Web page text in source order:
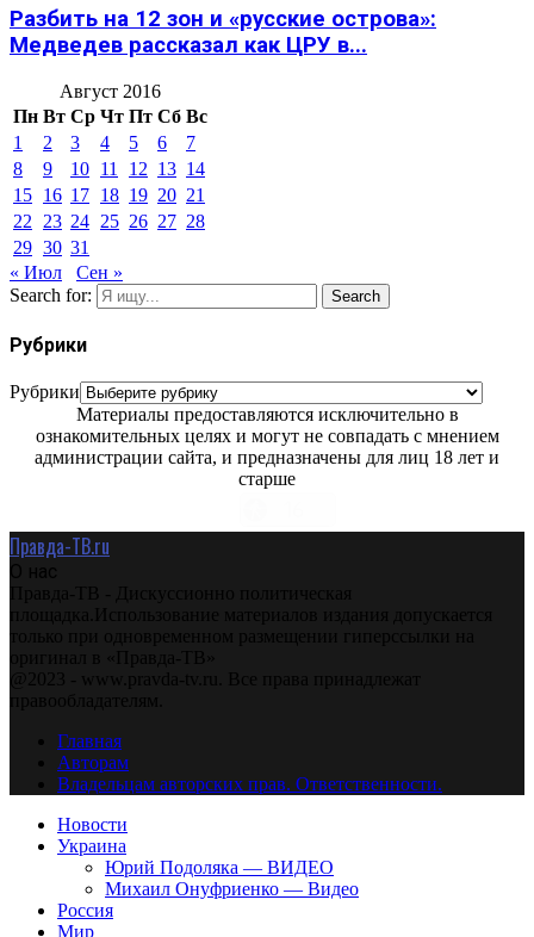
Разбить на 12 зон и «русские острова»:
Медведев рассказал как ЦРУ в...
Август 2016
Пн Вт Ср Чт Пт Сб Вс
1
2 3 4 5 6
7
8
9 10 11 12 13 14
15 16 17 18 19 20 21
22
23 24 25 26 27 28
29 30 31
« Июл
Сен »
Search for:
Search
Рубрики
Рубрики
Материалы предоставляются исключительно в
ознакомительных целях и могут не совпадать с мнением
администрации сайта, и предназначены для лиц 18 лет и
старше
Правда-ТВ.ru
О нас
Правда-ТВ - Дискуссионно политическая
площадка.Использование материалов издания допускается
только при одновременном размещении гиперссылки на
оригинал в «Правда-ТВ»
@2023 - www.pravda-tv.ru. Все права принадлежат
правообладателям.
Главная
Авторам
Владельцам авторских прав. Ответственности.
Новости
Украина
Юрий Подоляка — ВИДЕО
Михаил Онуфриенко — Видео
Россия
Мир